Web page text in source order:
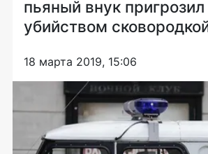
пьяный внук
убийством
18 марта 2019, 15:06